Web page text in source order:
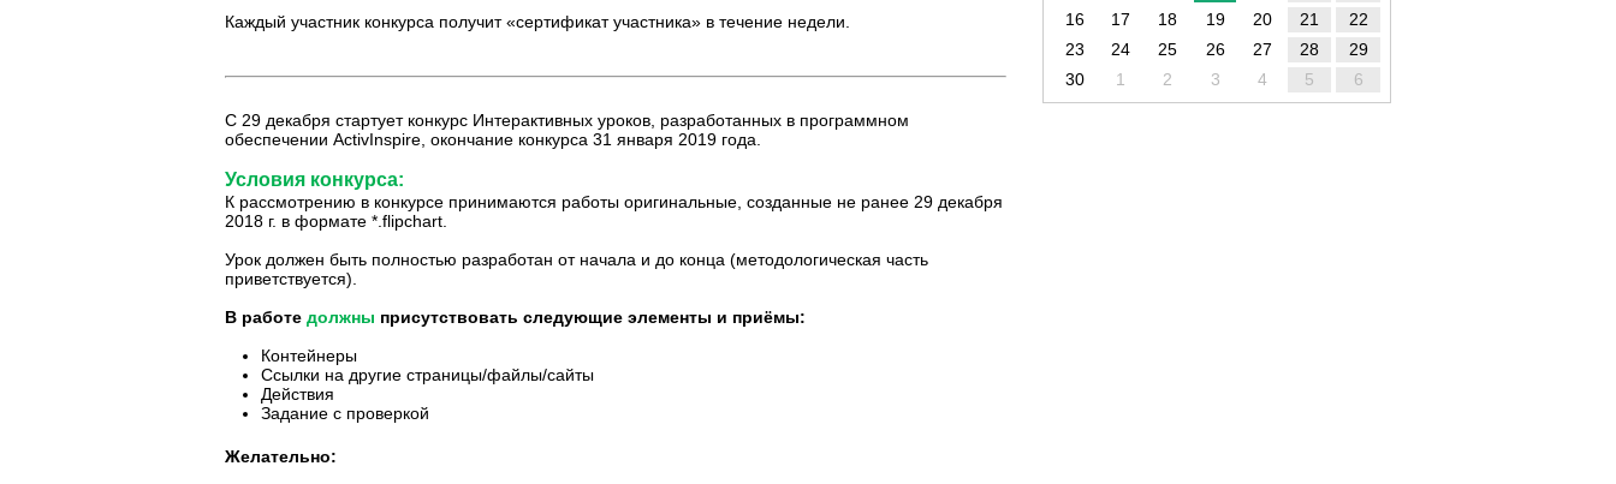
Каждый участник конкурса получит «сертификат участника» в течение недели.
С 29 декабря стартует конкурс Интерактивных уроков, разработанных в программном
обеспечении ActivInspire, окончание конкурса 31 января 2019 года.
Условия конкурса:
К рассмотрению в конкурсе принимаются работы оригинальные, созданные не ранее 29 декабря
2018 г. в формате *.flipchart.
Урок должен быть полностью разработан от начала и до конца (методологическая часть
приветствуется).
В работе должны присутствовать следующие элементы и приёмы:
Контейнеры
Ссылки на другие страницы/файлы/сайты
Действия
Задание с проверкой
Желательно:
16
17 18 19 20 21
22
23
24 25 26 27 28
29
30
1 2 3 4 5 6